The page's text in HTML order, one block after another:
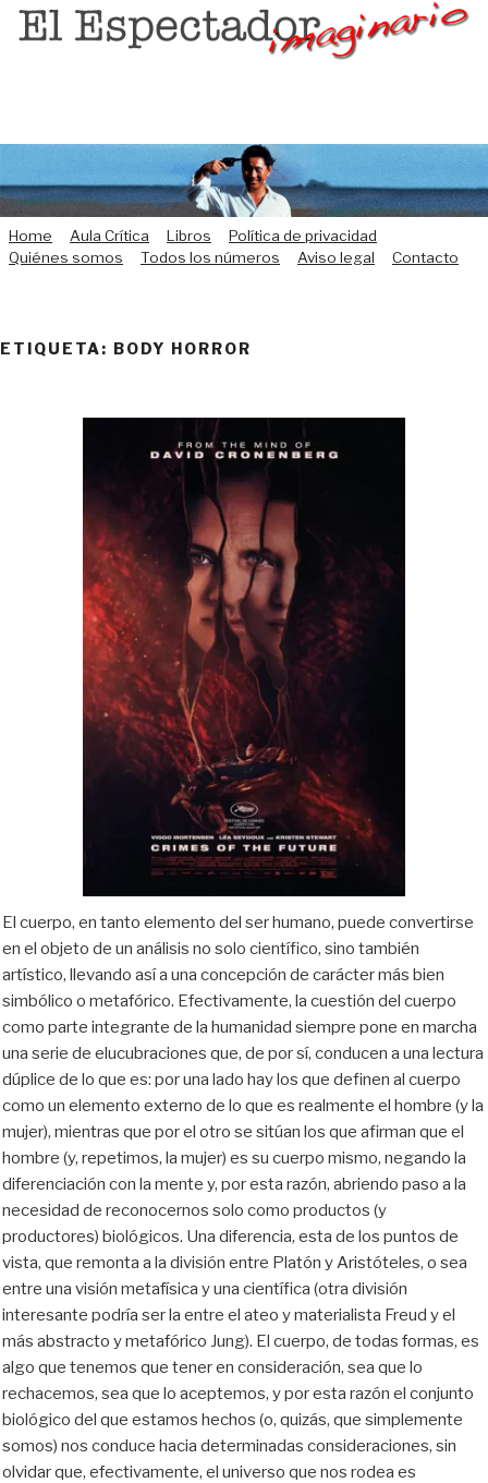
Saltar
Home Aula Crítica Libros
Política de privacidad
Quiénes somos
Todos los números Aviso legal Contacto
ETIQUETA: BODY HORROR
El cuerpo, en tanto elemento del ser humano, puede convertirse
en el objeto de un análisis no solo científico, sino también
artístico, llevando así a una concepción de carácter más bien
simbólico o metafórico. Efectivamente, la cuestión del cuerpo
como parte integrante de la humanidad siempre pone en marcha
una serie de elucubraciones que, de por sí, conducen a una lectura
dúplice de lo que es: por una lado hay los que definen al cuerpo
como un elemento externo de lo que es realmente el hombre (y la
mujer), mientras que por el otro se sitúan los que afirman que el
hombre (y, repetimos, la mujer) es su cuerpo mismo, negando la
diferenciación con la mente y, por esta razón, abriendo paso a la
necesidad de reconocernos solo como productos (y
productores) biológicos. Una diferencia, esta de los puntos de
vista, que remonta a la división entre Platón y Aristóteles, o sea
entre una visión metafísica y una científica (otra división
interesante podría ser la entre el ateo y materialista Freud y el
más abstracto y metafórico Jung). El cuerpo, de todas formas, es
algo que tenemos que tener en consideración, sea que lo
rechacemos, sea que lo aceptemos, y por esta razón el conjunto
biológico del que estamos hechos (o, quizás, que simplemente
somos) nos conduce hacia determinadas consideraciones, sin
olvidar que, efectivamente, el universo que nos rodea es